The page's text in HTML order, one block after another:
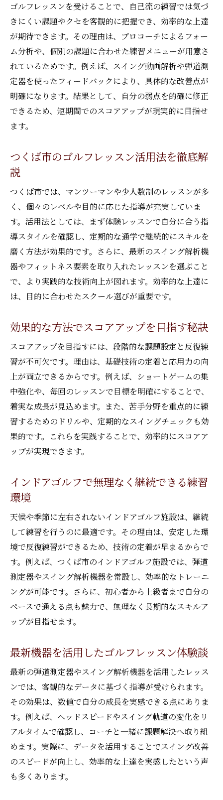
体験ゴルフレッスンで自分に合う方法を発
見
マンツーマン指導の違いを比較検証するポ
イント
つくば市で体験できるインドアゴルフのメ
リット
効果的なゴルフレッスン選びのチェックポ
上達に直結するゴルフレッスン体験の重要
スコアアップを目指す人必見の練習法とは
ゴルフレッスンで実践する最新の練習法を
紹介
効率的な方法でスコアアップを実現する秘
訣
マンツーマンの指導で苦手克服を目指すコ
ツ
方法
ント
茨城で人気のある効果的な練習法を解説
最新機器を活用した茨城のレッスン事情
弾道測定器を使った効果的なゴルフレッス
ン
スイング解析機器で課題を明確にする方法
茨城のインドアゴルフが選ばれる理由
ゴルフレッスンで機器を活用するメリット
マンツーマン指導のメリットと効果的な活用法
マンツーマンのゴルフレッスンが選ばれる
理由
個別カスタマイズで得られる上達の近道
効果的な方法で成長を実感するポイント
つくば市で体験できるマンツーマン指導の
魅力
マンツーマンの活用術で理想のスイング習
得
インドア環境が叶える継続練習の魅力
インドアゴルフレッスンで天候に左右され
ない練習
継続しやすいインドア環境の利点を解説
効率的な方法で習慣化する練習のコツ
ゴルフレッスンでインドア施設を活用する
方法
ゴルフレッスンを受けることで、自己流の練習では気づ
きにくい課題やクセを客観的に把握でき、効率的な上達
が期待できます。その理由は、プロコーチによるフォー
ム分析や、個別の課題に合わせた練習メニューが用意さ
れているためです。例えば、スイング動画解析や弾道測
定器を使ったフィードバックにより、具体的な改善点が
明確になります。結果として、自分の弱点を的確に修正
できるため、短期間でのスコアアップが現実的に目指せ
ます。
つくば市のゴルフレッスン活用法を徹底解
説
つくば市では、マンツーマンや少人数制のレッスンが多
く、個々のレベルや目的に応じた指導が充実していま
す。活用法としては、まず体験レッスンで自分に合う指
導スタイルを確認し、定期的な通学で継続的にスキルを
磨く方法が効果的です。さらに、最新のスイング解析機
器やフィットネス要素を取り入れたレッスンを選ぶこと
で、より実践的な技術向上が図れます。効率的な上達に
は、目的に合わせたスクール選びが重要です。
効果的な方法でスコアアップを目指す秘訣
スコアアップを目指すには、段階的な課題設定と反復練
習が不可欠です。理由は、基礎技術の定着と応用力の向
上が両立できるからです。例えば、ショートゲームの集
中強化や、毎回のレッスンで目標を明確にすることで、
着実な成長が見込めます。また、苦手分野を重点的に練
習するためのドリルや、定期的なスイングチェックも効
果的です。これらを実践することで、効率的にスコアア
ップが実現できます。
インドアゴルフで無理なく継続できる練習
環境
天候や季節に左右されないインドアゴルフ施設は、継続
して練習を行うのに最適です。その理由は、安定した環
境で反復練習ができるため、技術の定着が早まるからで
す。例えば、つくば市のインドアゴルフ施設では、弾道
測定器やスイング解析機器を常設し、効率的なトレーニ
ングが可能です。さらに、初心者から上級者まで自分の
ペースで通える点も魅力で、無理なく長期的なスキルア
ップが目指せます。
最新機器を活用したゴルフレッスン体験談
最新の弾道測定器やスイング解析機器を活用したレッス
ンでは、客観的なデータに基づく指導が受けられます。
その効果は、数値で自分の成長を実感できる点にありま
す。例えば、ヘッドスピードやスイング軌道の変化をリ
アルタイムで確認し、コーチと一緒に課題解決へ取り組
めます。実際に、データを活用することでスイング改善
のスピードが向上し、効率的な上達を実感したという声
も多くあります。